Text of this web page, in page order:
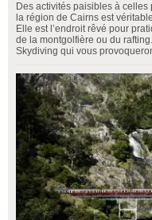
Des activités paisibles à
la région de Cairns est
Elle est l’endroit rêvé pour
de la montgolfière ou du
Skydiving qui vous